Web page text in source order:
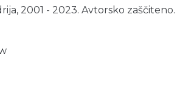
2001 - 2023. Avtorsko